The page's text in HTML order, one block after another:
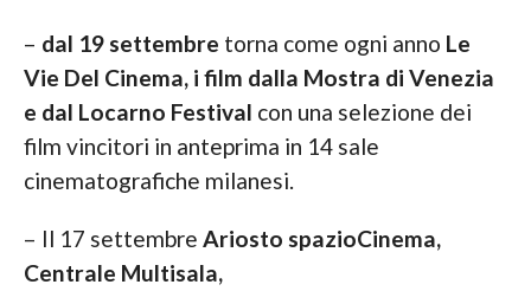
– dal 19 settembre torna come ogni anno Le
Vie Del Cinema, i film dalla Mostra di Venezia
e dal Locarno Festival con una selezione dei
film vincitori in anteprima in 14 sale
cinematografiche milanesi.
– Il 17 settembre Ariosto spazioCinema,
Centrale Multisala,